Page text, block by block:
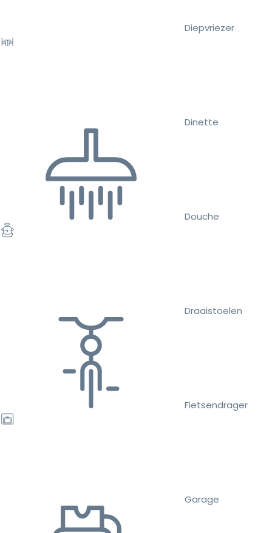
Diepvriezer
Dinette
Douche
Draaistoelen
Fietsendrager
Garage